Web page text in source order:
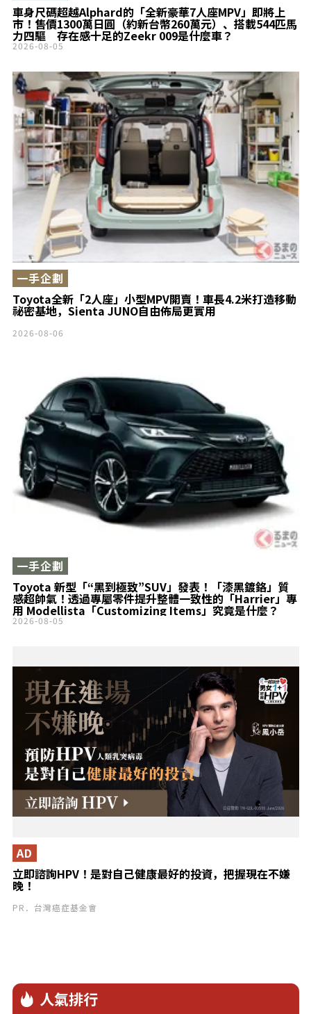
車身尺碼超越Alphard的「全新豪華7人座MPV」即將上
市！售價1300萬日圓（約新台幣260萬元）、搭載544匹馬
力四驅 存在感十足的Zeekr 009是什麼車？
2026-08-05
Toyota全新「2人座」小型MPV開賣！車長4.2米打造移動
祕密基地，Sienta JUNO自由佈局更實用
一手企劃
2026-08-06
Toyota 新型「“黑到極致”SUV」發表！「漆黑鍍鉻」質
感超帥氣！透過專屬零件提升整體一致性的「Harrier」專
用 Modellista「Customizing Items」究竟是什麼？
一手企劃
2026-08-05
立即諮詢HPV！是對自己健康最好的投資，把握現在不嫌
晚！
AD
PR．台灣癌症基金會
人氣排行